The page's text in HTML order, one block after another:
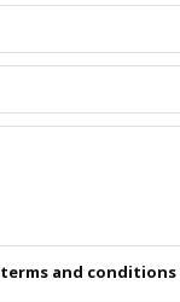
terms and conditions